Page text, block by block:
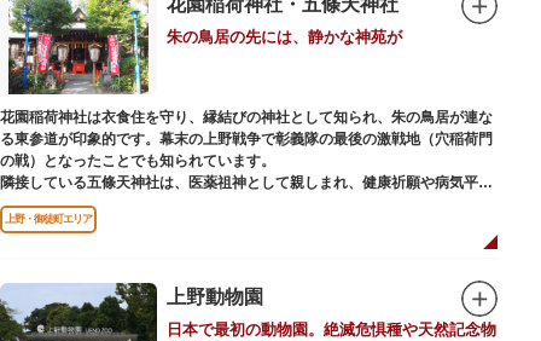
ご本尊である辯才天は、音楽と芸能の守り神として広く信仰され、
「辯”財”天」とも書くことから、金運上昇といったご利益もあると言われて
います。辯才天は琵琶を持った姿で知られていますが、不忍池辯天堂の辯才
天は、8本の腕に煩悩を破壊する武器をお持ちになっている「八臂辯才天
（はっぴべんざいてん）」。9月に行われる「巳成金（みなるかね）大祭」
で目にすることができます。
不忍池辯天堂には、豊臣秀吉公が大切にしていたという伝説のある、谷中七
福神とは別の「大黒天」も祀られています。
朱の鳥居の先には、静かな神苑が
花園稲荷神社は衣食住を守り、縁結びの神社として知られ、朱の鳥居が連な
る東参道が印象的です。幕末の上野戦争で彰義隊の最後の激戦地（穴稲荷門
の戦）となったことでも知られています。
隣接している五條天神社は、医薬祖神として親しまれ、健康祈願や病気平癒
祈願の参拝者が多く、相殿には菅原道真公も祀られています。
境内がつながっており、まるでひとつの神社かのように並んで鎮座していま
すが、それぞれ別々の由緒の独立した神社です。どちらの御朱印も五條天神
参拝は6:00～17:00（御朱印の授与は9:00～17:00）
上野・御徒町エリア
上野動物園
日本で最初の動物園。絶滅危惧種や天然記念物